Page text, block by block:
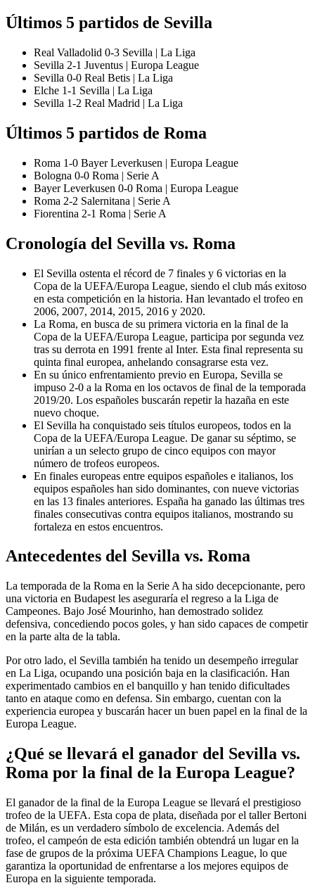
Últimos 5 partidos de Sevilla
Real Valladolid 0-3 Sevilla | La Liga
Sevilla 2-1 Juventus | Europa League
Sevilla 0-0 Real Betis | La Liga
Elche 1-1 Sevilla | La Liga
Sevilla 1-2 Real Madrid | La Liga
Últimos 5 partidos de Roma
Roma 1-0 Bayer Leverkusen | Europa League
Bologna 0-0 Roma | Serie A
Bayer Leverkusen 0-0 Roma | Europa League
Roma 2-2 Salernitana | Serie A
Fiorentina 2-1 Roma | Serie A
Cronología del Sevilla vs. Roma
El Sevilla ostenta el récord de 7 finales y 6 victorias en la
Copa de la UEFA/Europa League, siendo el club más exitoso
en esta competición en la historia. Han levantado el trofeo en
2006, 2007, 2014, 2015, 2016 y 2020.
La Roma, en busca de su primera victoria en la final de la
Copa de la UEFA/Europa League, participa por segunda vez
tras su derrota en 1991 frente al Inter. Esta final representa su
quinta final europea, anhelando consagrarse esta vez.
En su único enfrentamiento previo en Europa, Sevilla se
impuso 2-0 a la Roma en los octavos de final de la temporada
2019/20. Los españoles buscarán repetir la hazaña en este
nuevo choque.
El Sevilla ha conquistado seis títulos europeos, todos en la
Copa de la UEFA/Europa League. De ganar su séptimo, se
unirían a un selecto grupo de cinco equipos con mayor
número de trofeos europeos.
En finales europeas entre equipos españoles e italianos, los
equipos españoles han sido dominantes, con nueve victorias
en las 13 finales anteriores. España ha ganado las últimas tres
finales consecutivas contra equipos italianos, mostrando su
fortaleza en estos encuentros.
Antecedentes del Sevilla vs. Roma
La temporada de la Roma en la Serie A ha sido decepcionante, pero
una victoria en Budapest les aseguraría el regreso a la Liga de
Campeones. Bajo José Mourinho, han demostrado solidez
defensiva, concediendo pocos goles, y han sido capaces de competir
en la parte alta de la tabla.
Por otro lado, el Sevilla también ha tenido un desempeño irregular
en La Liga, ocupando una posición baja en la clasificación. Han
experimentado cambios en el banquillo y han tenido dificultades
tanto en ataque como en defensa. Sin embargo, cuentan con la
experiencia europea y buscarán hacer un buen papel en la final de la
Europa League.
¿Qué se llevará el ganador del Sevilla vs.
Roma por la final de la Europa League?
El ganador de la final de la Europa League se llevará el prestigioso
trofeo de la UEFA. Esta copa de plata, diseñada por el taller Bertoni
de Milán, es un verdadero símbolo de excelencia. Además del
trofeo, el campeón de esta edición también obtendrá un lugar en la
fase de grupos de la próxima UEFA Champions League, lo que
garantiza la oportunidad de enfrentarse a los mejores equipos de
Europa en la siguiente temporada.